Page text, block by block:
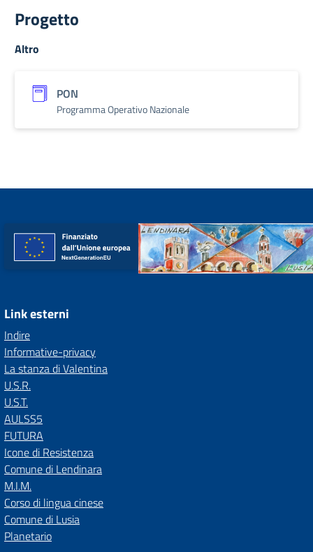
Progetto
Altro
PON
Programma Operativo Nazionale
Link esterni
Indire
Informative-privacy
La stanza di Valentina
U.S.R.
U.S.T.
AULSS5
FUTURA
Icone di Resistenza
Comune di Lendinara
M.I.M.
Corso di lingua cinese
Comune di Lusia
Planetario